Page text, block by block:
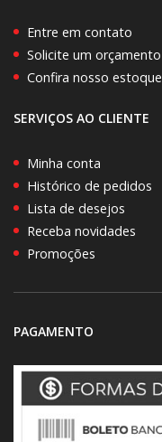
Entre em contato
Solicite um orçamento
Confira nosso estoque
SERVIÇOS AO CLIENTE
Minha conta
Histórico de pedidos
Lista de desejos
Receba novidades
Promoções
PAGAMENTO